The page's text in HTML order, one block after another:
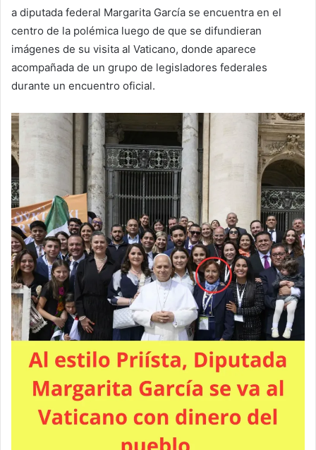
a diputada federal Margarita García se encuentra en el
centro de la polémica luego de que se difundieran
imágenes de su visita al Vaticano, donde aparece
acompañada de un grupo de legisladores federales
durante un encuentro oficial.